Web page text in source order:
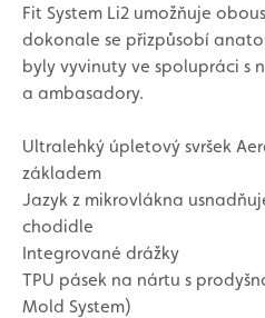
Fit System Li2 umožňuje
dokonale se přizpůsobí
byly vyvinuty ve spolupráci s
a ambasadory.
Ultralehký úpletový svršek
základem
Jazyk z mikrovlákna
chodidle
Integrované drážky
TPU pásek na nártu s
Mold System)